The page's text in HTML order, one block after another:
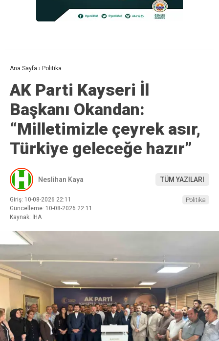
Ana Sayfa › Politika
AK Parti Kayseri İl
Başkanı Okandan:
“Milletimizle çeyrek asır,
Türkiye geleceğe hazır”
Neslihan Kaya TÜM YAZILARI
Giriş: 10-08-2026 22:11
Güncelleme: 10-08-2026 22:11
Kaynak: İHA
Politika